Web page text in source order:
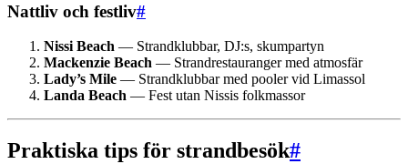
Nattliv och festliv#
Nissi Beach — Strandklubbar, DJ:s, skumpartyn
Mackenzie Beach — Strandrestauranger med atmosfär
Lady’s Mile — Strandklubbar med pooler vid Limassol
Landa Beach — Fest utan Nissis folkmassor
Praktiska tips för strandbesök#